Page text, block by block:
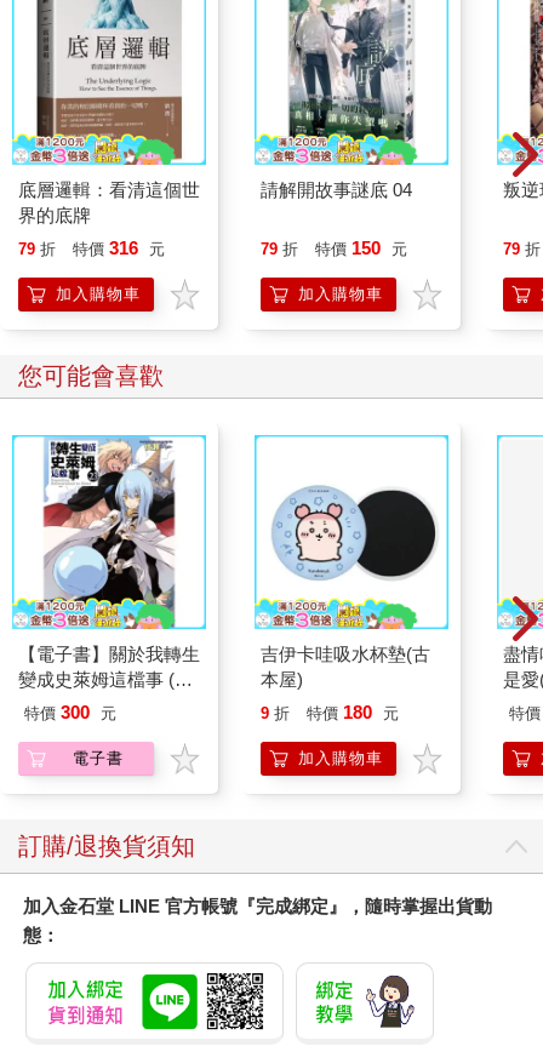
底層邏輯：看清這個世
界的底牌
79 折 特價 316 元
加入購物車
請解開故事謎底 04
79 折 特價 150 元
加入購物車
叛逆
79 折
您可能會喜歡
【電子書】關於我轉生
變成史萊姆這檔事 (23)
(小說)
特價 300 元
電子書
吉伊卡哇吸水杯墊(古
本屋)
9 折 特價 180 元
加入購物車
盡
是
特價
訂購/退換貨須知
加入金石堂 LINE 官方帳號『完成綁定』，隨時掌握出貨動
態：